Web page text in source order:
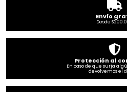
Envío
Desde
Protección al
En caso de que surja
devolvemos el